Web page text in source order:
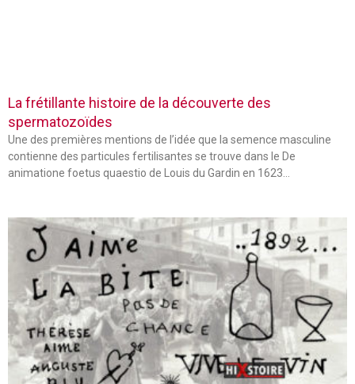
La frétillante histoire de la découverte des
spermatozoïdes
Une des premières mentions de l’idée que la semence masculine
contienne des particules fertilisantes se trouve dans le De
animatione foetus quaestio de Louis du Gardin en 1623…